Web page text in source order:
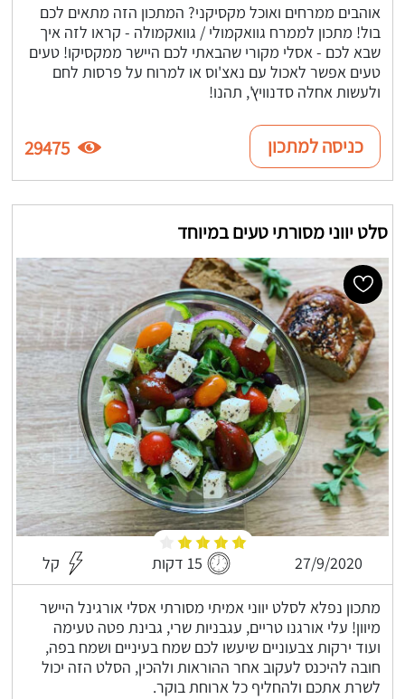
אוהבים ממרחים ואוכל מקסיקני? המתכון הזה מתאים לכם
בול! מתכון לממרח גוואקמולי / גוואקמולה - קראו לזה איך
שבא לכם - אסלי מקורי שהבאתי לכם היישר ממקסיקו! טעים
טעים אפשר לאכול עם נאצ'וס או למרוח על פרסות לחם
ולעשות אחלה סדנוויץ', תהנו!
כניסה למתכון 29475
סלט יווני מסורתי טעים במיוחד
27/9/2020 15 דקות קל
מתכון נפלא לסלט יווני אמיתי מסורתי אסלי אורגינל היישר
מיוון! עלי אורגנו טריים, עגבניות שרי, גבינת פטה טעימה
ועוד ירקות צבעוניים שיעשו לכם שמח בעיניים ושמח בפה,
חובה להיכנס לעקוב אחר ההוראות ולהכין, הסלט הזה יכול
לשרת אתכם ולהחליף כל ארוחת בוקר.